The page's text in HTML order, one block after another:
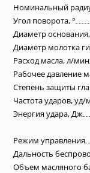
Номинальный
Угол поворота, °
Диаметр
Диаметр молотка
Расход масла, л/мин
Рабочее давление
Степень защиты
Частота ударов,
Энергия удара, Дж
Режим управления
Дальность
Объем масляного